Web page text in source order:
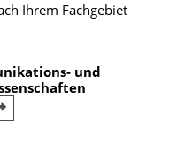
Ihrem Fachgebiet
und